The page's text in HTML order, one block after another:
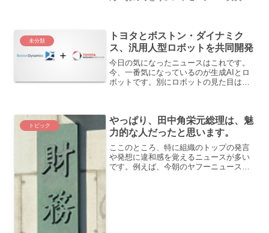
た。社会人の三菱重工横浜で...
未分類
トヨタとボストン・ダイナミク
ス、汎用人型ロボットを共同開発
今日の気になったニュースはこれです。
今、一番気になっているのが生成AIとロ
ボットです。別にロボットの見た目は人
す。トヨタ自動車の米国...
トピック
やっぱり、田中角栄元総理は、魅
力的な人だったと思います。
ここのところ、特に組織のトップの発言
や発想に違和感を覚えるニュースが多い
です。例えば、今朝のヤフーニュース財